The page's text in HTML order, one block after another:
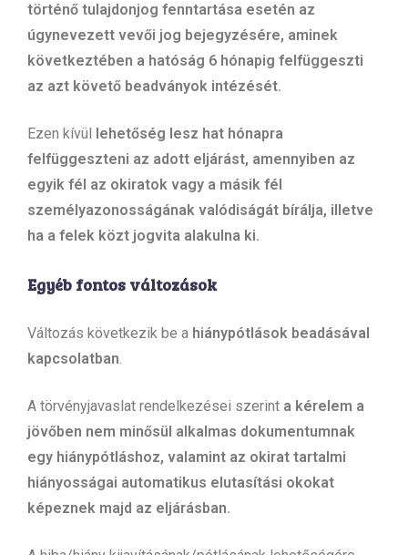
történő tulajdonjog fenntartása esetén az
úgynevezett vevői jog bejegyzésére, aminek
következtében a hatóság 6 hónapig felfüggeszti
az azt követő beadványok intézését.
Ezen kívül
lehetőség lesz hat hónapra
felfüggeszteni az adott eljárást, amennyiben az
egyik fél az okiratok vagy a másik fél
személyazonosságának valódiságát bírálja, illetve
ha a felek közt jogvita alakulna ki.
Egyéb fontos változások
Változás következik be a hiánypótlások beadásával
kapcsolatban.
A törvényjavaslat rendelkezései szerint a kérelem a
jövőben nem minősül alkalmas dokumentumnak
egy hiánypótláshoz, valamint az okirat tartalmi
hiányosságai automatikus elutasítási okokat
képeznek majd az eljárásban.